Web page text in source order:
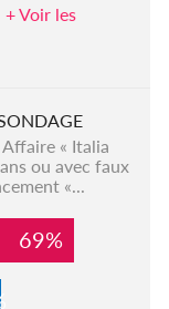
+ Voir les
« Italia
ou avec faux
«...
69%